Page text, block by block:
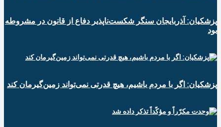
پزشکیان: آذربایجان سنگر شکست‌ناپذیر دفاع از قانون در مشروطه
بود
پزشکیان: اگر با مردم باشیم، هیچ قدرتی نمی‌تواند زمین‌گیرمان کند